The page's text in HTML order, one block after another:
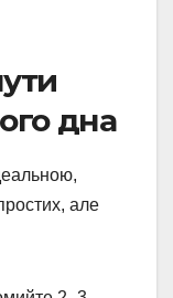
дна
але